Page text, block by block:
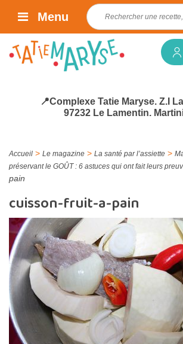
Mon compte
Rechercher :
Menu
📍Complexe Tatie Maryse. Z.I
97232 Le Lamentin.
Accueil > Le magazine > La santé par l’assiette >
préservant le GOÛT : 6 astuces qui ont fait leurs
pain
cuisson-fruit-a-pain